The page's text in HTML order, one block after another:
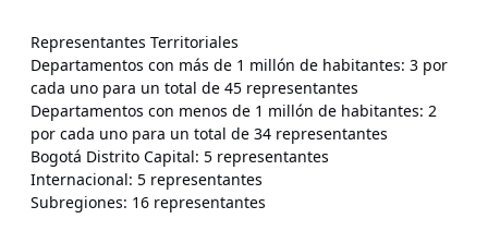
Representantes Territoriales
Departamentos con más de 1 millón de habitantes: 3 por
cada uno para un total de 45 representantes
Departamentos con menos de 1 millón de habitantes: 2
por cada uno para un total de 34 representantes
Bogotá Distrito Capital: 5 representantes
Internacional: 5 representantes
Subregiones: 16 representantes